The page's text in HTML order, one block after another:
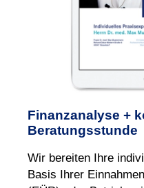
Finanzanalyse +
Beratungsstunde
Wir bereiten Ihre
Basis Ihrer